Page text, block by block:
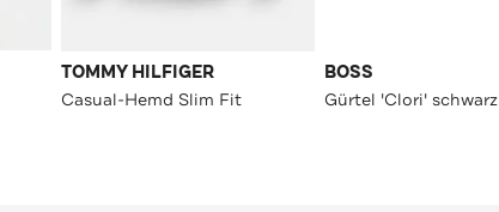
TOMMY HILFIGER
Casual-Hemd Slim Fit
BOSS
Gürtel 'Clori' schwarz